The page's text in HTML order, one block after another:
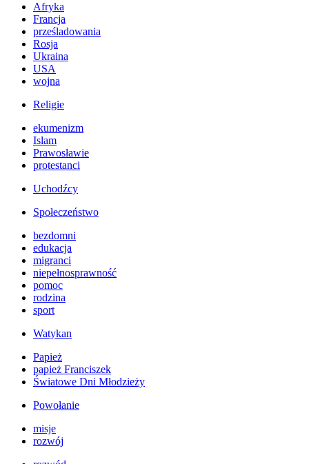
Afryka
Francja
prześladowania
Rosja
Ukraina
USA
wojna
Religie
ekumenizm
Islam
Prawosławie
protestanci
Uchodźcy
Społeczeństwo
bezdomni
edukacja
migranci
niepełnosprawność
pomoc
rodzina
sport
Watykan
Papież
papież Franciszek
Światowe Dni Młodzieży
Powołanie
misje
rozwój